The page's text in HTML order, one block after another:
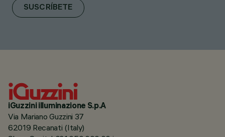
SUSCRÍBETE
iGuzzini illuminazione S.p.A
Via Mariano Guzzini 37
62019 Recanati (Italy)